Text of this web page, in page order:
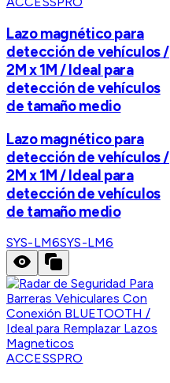
Lazo magnético para
detección de vehículos /
2M x 1M / Ideal para
detección de vehículos
de tamaño medio
Lazo magnético para
detección de vehículos /
2M x 1M / Ideal para
detección de vehículos
de tamaño medio
SYS-LM6SYS-LM6
ACCESSPRO